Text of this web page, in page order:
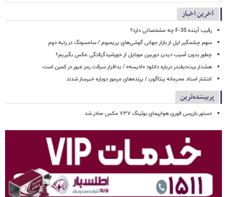
آخرین اخبار
رقیب آینده F-35 چه مشخصاتی دارد؟
سهم چشمگیر اپل از بازار جهانی گوشی‌های پریمیوم / سامسونگ در رتبه دوم
چطور بدون آسیب دیدن دوربین موبایل از خورشیدگرفتگی عکس بگیریم؟
هشدار بیت‌دیفندر درباره دانلود «ادیسه» / بدافزار سرقت رمز عبور در کمین است
انتشار اسناد محرمانه پنتاگون / پرنده‌های مرموز دوباره خبرساز شدند
پربیننده‌ترین
دستور بازرسی فوری هواپیمای بوئینگ ۷۳۷ مکس صادر شد